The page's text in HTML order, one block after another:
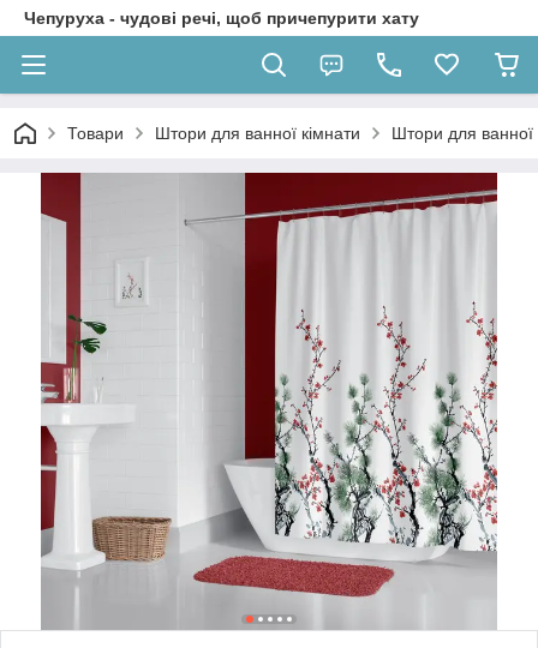
Чепуруха - чудовi речi, щоб причепурити хату
Товари Штори для ванної кімнати Штори для ванної